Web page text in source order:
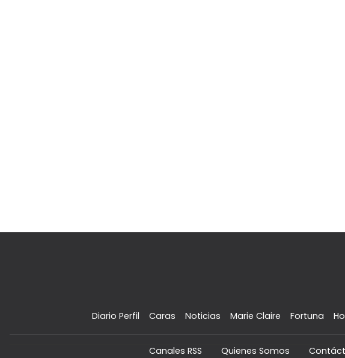
Diario Perfil Caras Noticias Marie Claire Fortuna
Canales RSS Quienes Somos